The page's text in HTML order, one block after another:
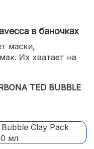
в баночках
маски,
Их хватает на
TED BUBBLE